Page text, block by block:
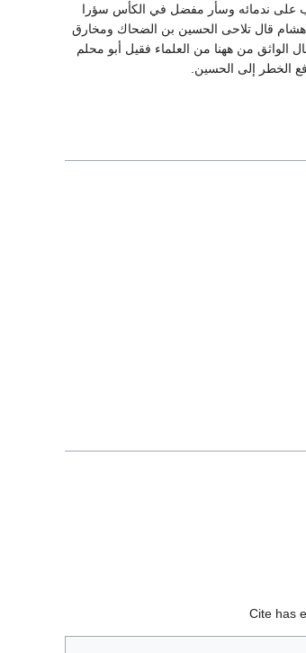
على ندمائه وسأر مفضل في الكأس سؤرا
هشام قال تلاحى الحسين بن الضحاك ومخارق
الواثق من ههنا من العلماء فقيل أبو محلم
الخطر إلى الحسين.
Cite has